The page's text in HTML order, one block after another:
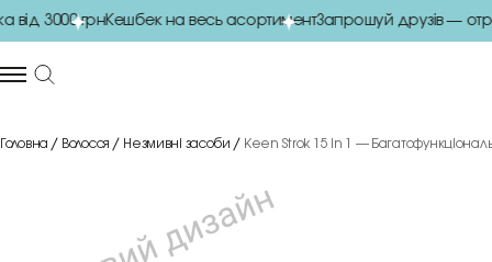
3000 грнКешбек на весь асортиментЗапрошуй друзів —
Головна Волосся Незмивні засоби Keen Strok 15 in 1 —